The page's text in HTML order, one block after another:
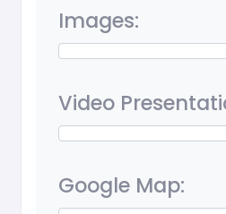
Images:
Video
Google Map: